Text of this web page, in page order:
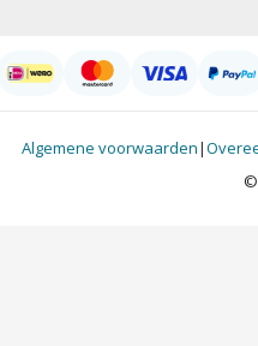
Algemene voorwaarden|
©